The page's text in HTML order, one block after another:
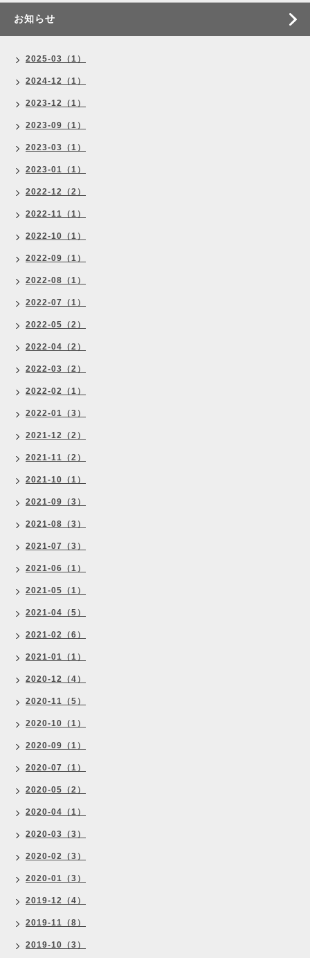
お知らせ
2025-03（1）
2024-12（1）
2023-12（1）
2023-09（1）
2023-03（1）
2023-01（1）
2022-12（2）
2022-11（1）
2022-10（1）
2022-09（1）
2022-08（1）
2022-07（1）
2022-05（2）
2022-04（2）
2022-03（2）
2022-02（1）
2022-01（3）
2021-12（2）
2021-11（2）
2021-10（1）
2021-09（3）
2021-08（3）
2021-07（3）
2021-06（1）
2021-05（1）
2021-04（5）
2021-02（6）
2021-01（1）
2020-12（4）
2020-11（5）
2020-10（1）
2020-09（1）
2020-07（1）
2020-05（2）
2020-04（1）
2020-03（3）
2020-02（3）
2020-01（3）
2019-12（4）
2019-11（8）
2019-10（3）